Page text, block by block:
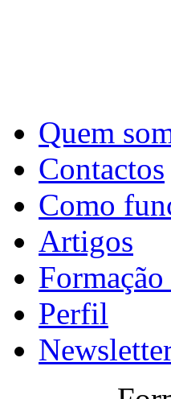
Quem
Contactos
Como
Artigos
Perfil